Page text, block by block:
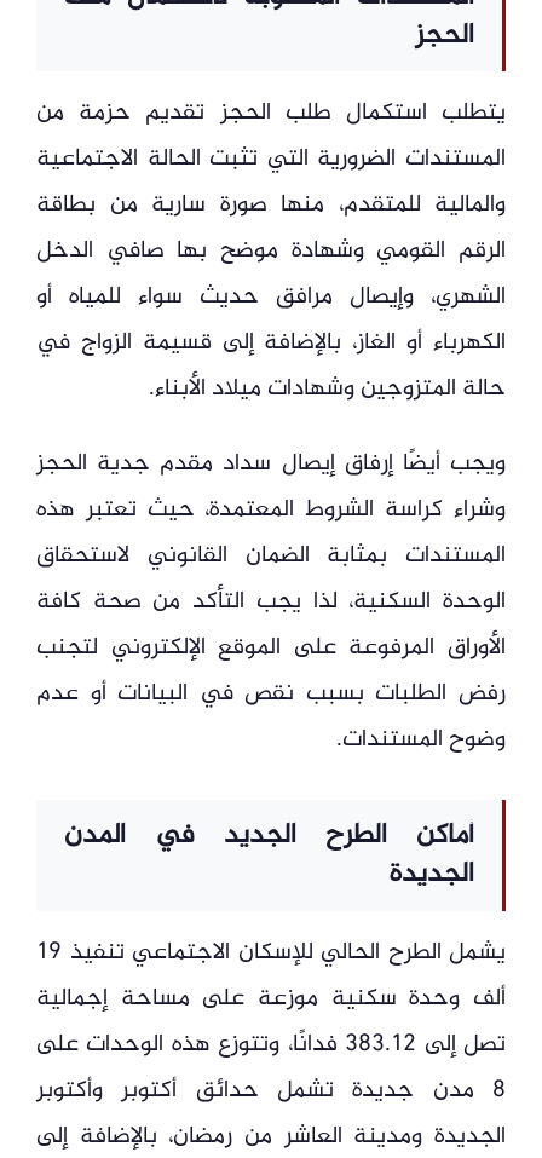
الحجز
يتطلب استكمال طلب الحجز تقديم حزمة من
المستندات الضرورية التي تثبت الحالة الاجتماعية
والمالية للمتقدم، منها صورة سارية من بطاقة
الرقم القومي وشهادة موضح بها صافي الدخل
الشهري، وإيصال مرافق حديث سواء للمياه أو
الكهرباء أو الغاز، بالإضافة إلى قسيمة الزواج في
حالة المتزوجين وشهادات ميلاد الأبناء.
ويجب أيضًا إرفاق إيصال سداد مقدم جدية الحجز
وشراء كراسة الشروط المعتمدة، حيث تعتبر هذه
المستندات بمثابة الضمان القانوني لاستحقاق
الوحدة السكنية، لذا يجب التأكد من صحة كافة
الأوراق المرفوعة على الموقع الإلكتروني لتجنب
رفض الطلبات بسبب نقص في البيانات أو عدم
وضوح المستندات.
أماكن الطرح الجديد في المدن
الجديدة
يشمل الطرح الحالي للإسكان الاجتماعي تنفيذ 19
ألف وحدة سكنية موزعة على مساحة إجمالية
تصل إلى 383.12 فدانًا، وتتوزع هذه الوحدات على
8 مدن جديدة تشمل حدائق أكتوبر وأكتوبر
الجديدة ومدينة العاشر من رمضان، بالإضافة إلى